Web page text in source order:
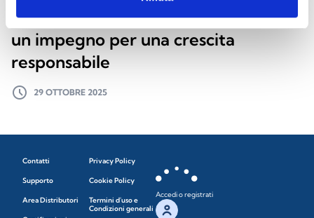
Il Primo Bilancio di Sostenibilità Inim:
un impegno per una crescita
responsabile
schedule 29 OTTOBRE 2025
Contatti
Supporto
Area Distributori
Privacy Policy
Cookie Policy
Termini d'uso e
Condizioni generali
Accedi o registrati